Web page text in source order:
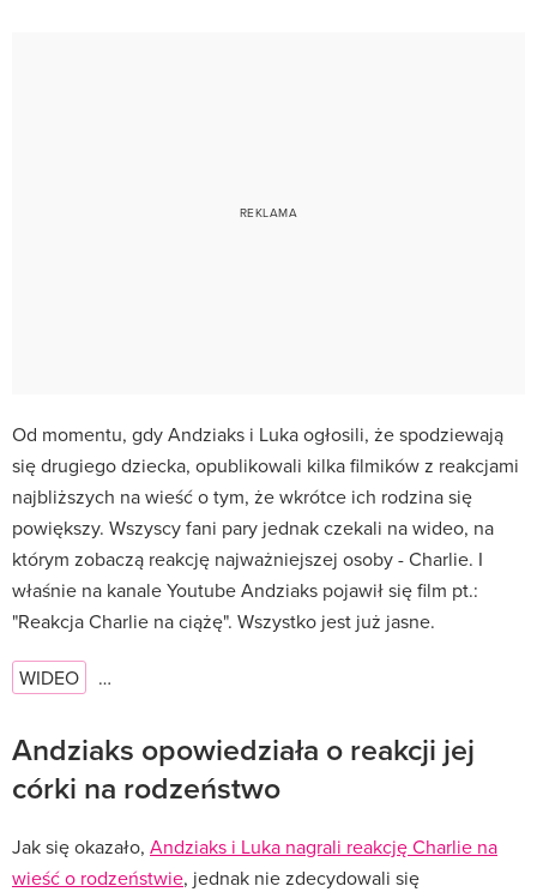
Od momentu, gdy Andziaks i Luka ogłosili, że spodziewają
się drugiego dziecka, opublikowali kilka filmików z reakcjami
najbliższych na wieść o tym, że wkrótce ich rodzina się
powiększy. Wszyscy fani pary jednak czekali na wideo, na
którym zobaczą reakcję najważniejszej osoby - Charlie. I
właśnie na kanale Youtube Andziaks pojawił się film pt.:
"Reakcja Charlie na ciążę". Wszystko jest już jasne.
WIDEO …
Andziaks opowiedziała o reakcji jej
córki na rodzeństwo
Jak się okazało, Andziaks i Luka nagrali reakcję Charlie na
wieść o rodzeństwie, jednak nie zdecydowali się